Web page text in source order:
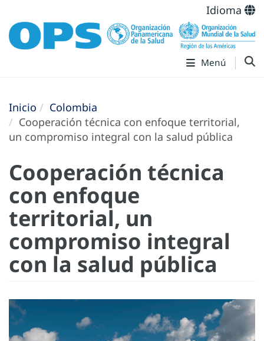
Idioma
Menú
Inicio
Colombia
Cooperación técnica con enfoque territorial,
un compromiso integral con la salud pública
Cooperación técnica
con enfoque
territorial, un
compromiso integral
con la salud pública